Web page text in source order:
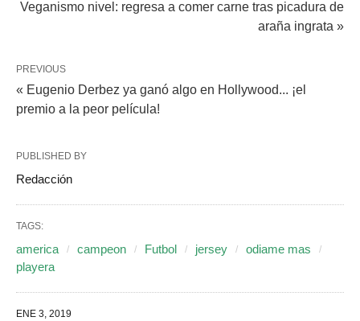
Veganismo nivel: regresa a comer carne tras picadura de
araña ingrata »
PREVIOUS
« Eugenio Derbez ya ganó algo en Hollywood... ¡el
premio a la peor película!
PUBLISHED BY
Redacción
TAGS:
america campeon Futbol jersey
odiame mas
playera
ENE 3, 2019